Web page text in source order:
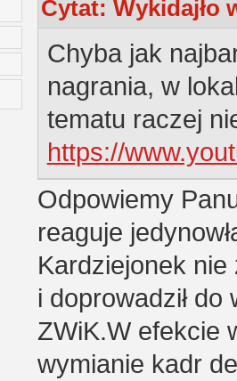
Cytat: Wykidajło
Chyba jak
nagrania, w
tematu raczej
https://
Odpowiemy
reaguje
Kardziejonek nie
i doprowadził
ZWiK.W efekcie
wymianie kadr